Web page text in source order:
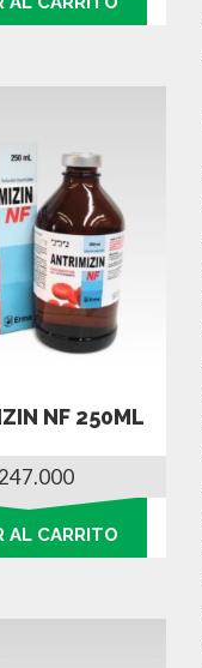
NF 250ML
AL CARRITO